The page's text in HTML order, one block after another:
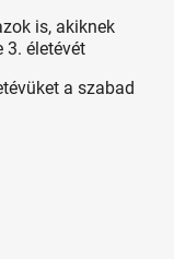
is, akiknek
3. életévét
a szabad